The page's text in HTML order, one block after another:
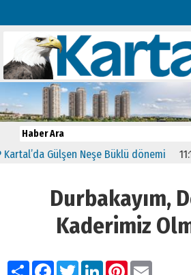
Gülşen Neşe Büklü dönemi 11:13
Durbakayım,
Kaderimiz
PaylaşFacebook
TwitterLinkedIn
Pinterest
Email